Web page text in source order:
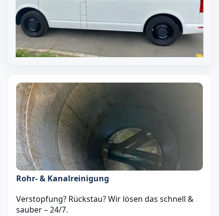
Rohr- & Kanalreinigung
Verstopfung? Rückstau? Wir lösen das schnell &
sauber – 24/7.